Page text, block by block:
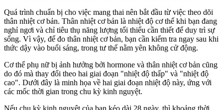
Quá trình chuẩn bị cho việc mang thai nên bắt đầu từ việc theo dõi
thân nhiệt cơ bản. Thân nhiệt cơ bản là nhiệt độ cơ thể khi bạn đang
nghỉ ngơi và chỉ tiêu thụ năng lượng tối thiểu cần thiết để duy trì sự
sống. Vì vậy, để đo thân nhiệt cơ bản, bạn cần kiểm tra ngay sau khi
thức dậy vào buổi sáng, trong tư thế nằm yên không cử động.
Cơ thể phụ nữ bị ảnh hưởng bởi hormone và thân nhiệt cơ bản cũng
do đó mà thay đổi theo hai giai đoạn "nhiệt độ thấp" và "nhiệt độ
cao". Dưới đây là minh họa về hai giai đoạn nhiệt độ này, ứng với
các mốc thời gian trong chu kỳ kinh nguyệt.
Nếu chu kỳ kinh nguyệt của bạn kéo dài 28 ngày, thì khoảng thời